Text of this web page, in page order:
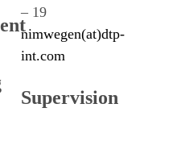
– 19
nimwegen(at)dtp-
int.com
Supervision